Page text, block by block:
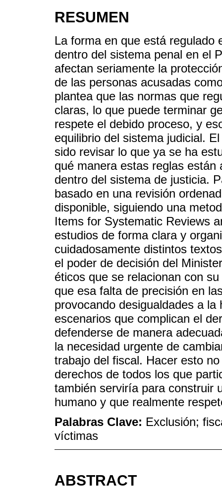
RESUMEN
La forma en que está regulado
dentro del sistema penal en el
afectan seriamente la
de las personas acusadas
plantea que las normas que
claras, lo que puede terminar
respete el debido proceso, y
equilibrio del sistema judicial.
sido revisar lo que ya se ha
qué manera estas reglas
dentro del sistema de justicia.
basado en una revisión
disponible, siguiendo una
Items for Systematic Reviews
estudios de forma clara y
cuidadosamente distintos
el poder de decisión del
éticos que se relacionan con
que esa falta de precisión en
provocando desigualdades a
escenarios que complican el
defenderse de manera
la necesidad urgente de
trabajo del fiscal. Hacer esto
derechos de todos los que
también serviría para construir
humano y que realmente
Palabras Clave: Exclusión;
víctimas
ABSTRACT